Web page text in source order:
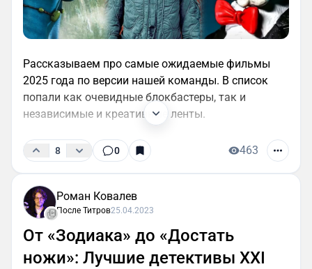
Рассказываем про самые ожидаемые фильмы
2025 года по версии нашей команды. В список
попали как очевидные блокбастеры, так и
независимые и креативные ленты.
8 0 463
Роман Ковалев
После Титров25.04.2023
От «Зодиака» до «Достать
ножи»: Лучшие детективы XXI